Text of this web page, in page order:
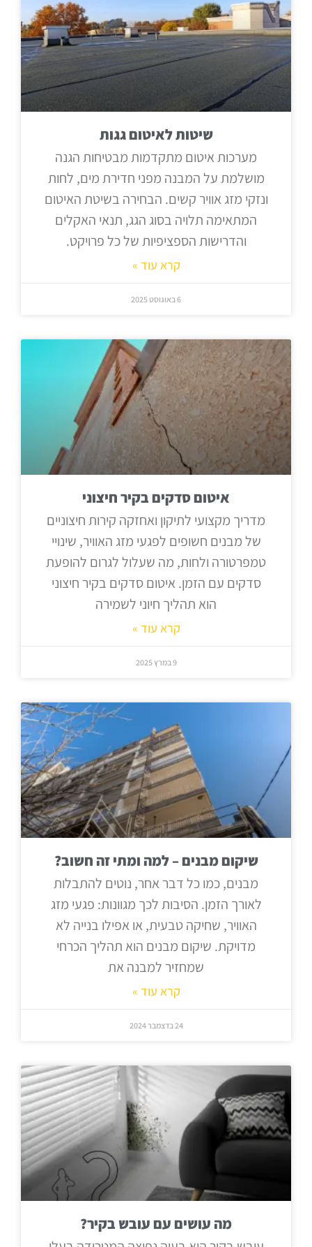
שיטות לאיטום גגות
מערכות איטום מתקדמות מבטיחות הגנה
מושלמת על המבנה מפני חדירת מים, לחות
ונזקי מזג אוויר קשים. הבחירה בשיטת האיטום
המתאימה תלויה בסוג הגג, תנאי האקלים
והדרישות הספציפיות של כל פרויקט.
קרא עוד »
6 באוגוסט 2025
איטום סדקים בקיר חיצוני
מדריך מקצועי לתיקון ואחזקה קירות חיצוניים
של מבנים חשופים לפגעי מזג האוויר, שינויי
טמפרטורה ולחות, מה שעלול לגרום להופעת
סדקים עם הזמן. איטום סדקים בקיר חיצוני
הוא תהליך חיוני לשמירה
קרא עוד »
9 במרץ 2025
שיקום מבנים – למה ומתי זה חשוב?
מבנים, כמו כל דבר אחר, נוטים להתבלות
לאורך הזמן. הסיבות לכך מגוונות: פגעי מזג
האוויר, שחיקה טבעית, או אפילו בנייה לא
מדויקת. שיקום מבנים הוא תהליך הכרחי
שמחזיר למבנה את
קרא עוד »
24 בדצמבר 2024
מה עושים עם עובש בקיר?